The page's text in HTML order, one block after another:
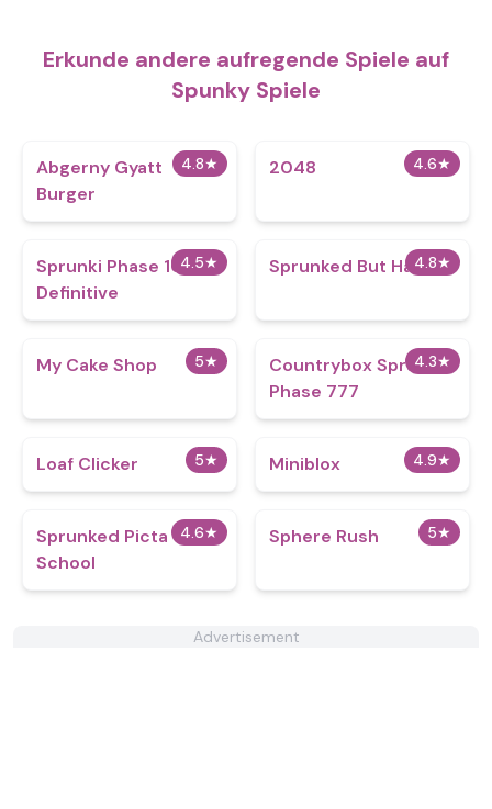
Erkunde andere aufregende Spiele auf
Spunky Spiele
4.8★
Abgerny Gyatt
Burger
4.6★
2048
4.5★
Sprunki Phase 10
Definitive
4.8★
Sprunked But Hands
5★
My Cake Shop 4.3★
Countrybox Sprunki
Phase 777
5★
Loaf Clicker 4.9★
Miniblox
4.6★
Sprunked Picta
School
5★
Sphere Rush
Advertisement